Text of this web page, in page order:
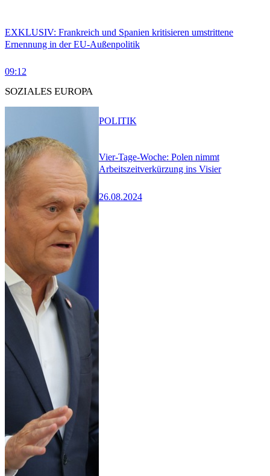
EXKLUSIV: Frankreich und Spanien kritisieren umstrittene
Ernennung in der EU-Außenpolitik
09:12
SOZIALES EUROPA
Vier-Tage-Woche: Polen nimmt
Arbeitszeitverkürzung ins Visier
26.08.2024
POLITIK